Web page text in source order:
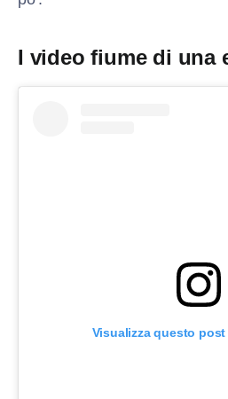
I video fiume di una
Visualizza questo